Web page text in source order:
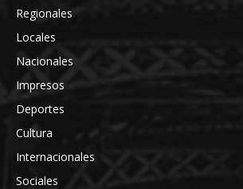
Regionales
Locales
Nacionales
Impresos
Deportes
Cultura
Internacionales
Sociales